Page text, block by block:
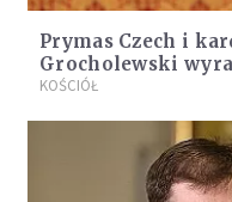
Prymas Czech i
Grocholewski
dla abp.
KOŚCIÓŁ